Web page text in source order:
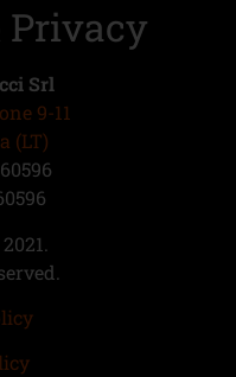
Privacy
Srl
9-11
(LT)